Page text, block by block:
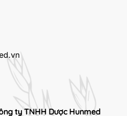
ty TNHH Dược Hunmed